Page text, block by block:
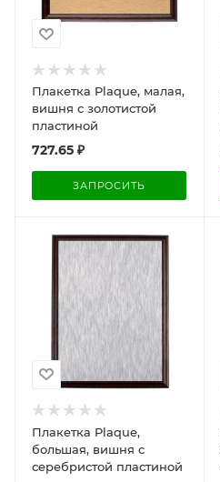
Плакетка Plaque, малая,
вишня с золотистой
пластиной
727.65 ₽
ЗАПРОСИТЬ
Плакетка Plaque,
большая, вишня с
серебристой пластиной